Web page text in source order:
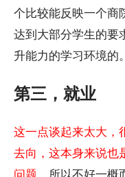
个比较能反映一个商
达到大部分学生的要
升能力的学习环境的。
第三，就业
这一点谈起来太大，
去向，这本身来说